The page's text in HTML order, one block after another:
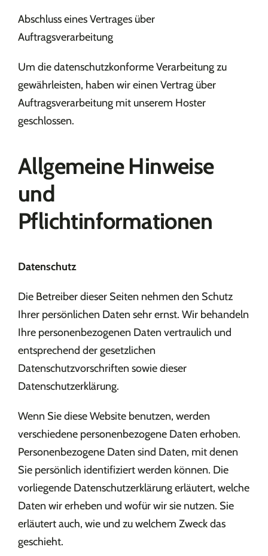
Abschluss eines Vertrages über
Auftragsverarbeitung
Um die datenschutzkonforme Verarbeitung zu
gewährleisten, haben wir einen Vertrag über
Auftragsverarbeitung mit unserem Hoster
geschlossen.
Allgemeine Hinweise
und
Pflichtinformationen
Datenschutz
Die Betreiber dieser Seiten nehmen den Schutz
Ihrer persönlichen Daten sehr ernst. Wir behandeln
Ihre personenbezogenen Daten vertraulich und
entsprechend der gesetzlichen
Datenschutzvorschriften sowie dieser
Datenschutzerklärung.
Wenn Sie diese Website benutzen, werden
verschiedene personenbezogene Daten erhoben.
Personenbezogene Daten sind Daten, mit denen
Sie persönlich identifiziert werden können. Die
vorliegende Datenschutzerklärung erläutert, welche
Daten wir erheben und wofür wir sie nutzen. Sie
erläutert auch, wie und zu welchem Zweck das
geschieht.